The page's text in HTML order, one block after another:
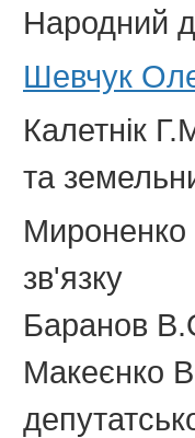
Народний
Шевчук
Калетнік
та
Мироненко
зв'язку
Баранов
Макеєнко